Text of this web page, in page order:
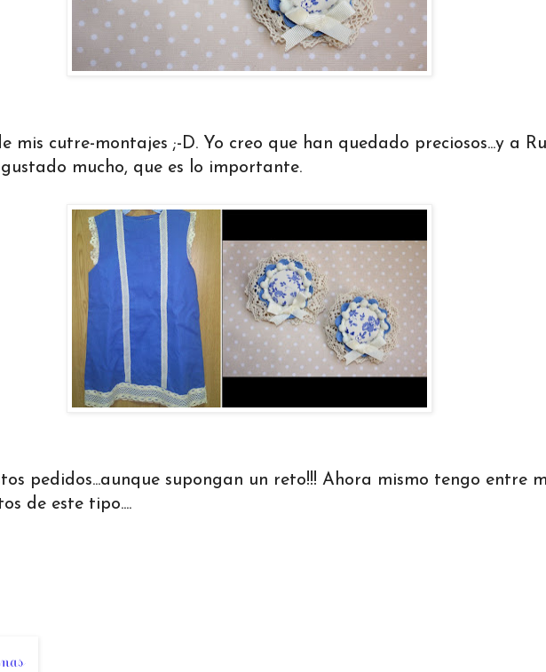
mis cutre-montajes ;-D. Yo creo que han quedado preciosos...y a
mucho, que es lo importante.
pedidos...aunque supongan un reto!!! Ahora mismo tengo entre
de este tipo....